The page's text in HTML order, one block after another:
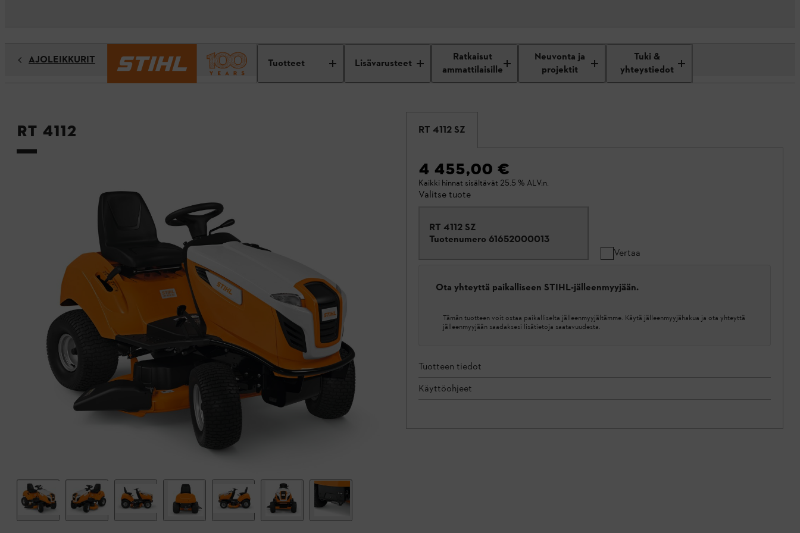
Tuotteet Lisävarusteet
Ratkaisut
ammattilaisille
Neuvonta ja
projektit
Tuki &
yhteystiedot
AJOLEIKKURIT
RT 4112 RT 4112 SZ
4 455,00 €
Kaikki hinnat sisältävät 25.5 % ALV:n.
Valitse tuote
RT 4112 SZ
Tuotenumero 61652000013
Vertaa
Ota yhteyttä paikalliseen STIHL-jälleenmyyjään.
Tämän tuotteen voit ostaa paikalliselta jälleenmyyjältämme. Käytä jälleenmyyjähakua ja ota yhteyttä
jälleenmyyjään saadaksesi lisätietoja saatavuudesta.
Tuotteen tiedot
Käyttöohjeet